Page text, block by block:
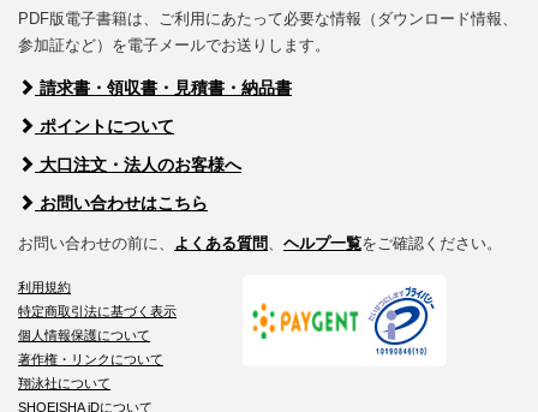
PDF版電子書籍は、ご利用にあたって必要な情報（ダウンロード情報、
参加証など）を電子メールでお送りします。
請求書・領収書・見積書・納品書
ポイントについて
大口注文・法人のお客様へ
お問い合わせはこちら
お問い合わせの前に、 よくある質問 ヘルプ一覧をご確認ください。
利用規約
特定商取引法に基づく表示
個人情報保護について
著作権・リンクについて
翔泳社について
SHOEISHA iDについて